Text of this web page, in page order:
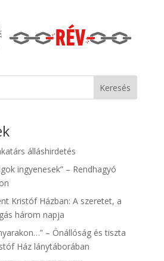
Keresés
álláshirdetés
ingyenesek” – Rendhagyó
Kristóf Házban: A szeretet, a
három napja
– Önállóság és tiszta
Ház lánytáborában